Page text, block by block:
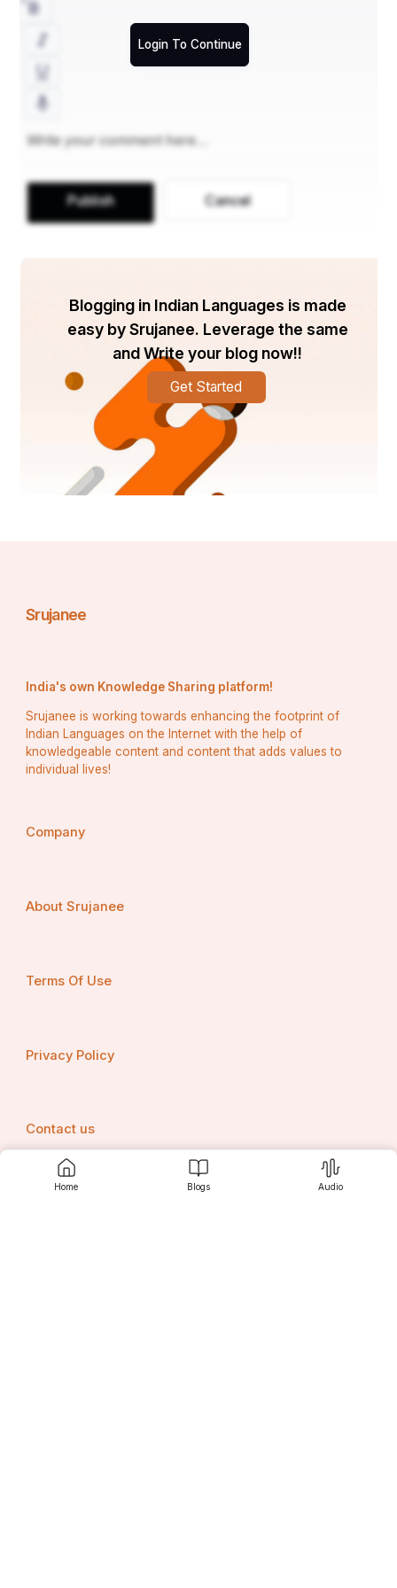
Home Blogs Audio
ପରମ୍ପରାକୁ ପ୍ରତିଫଳିତ କରିଥାଏ।
ଉପସଂହାର
ଓଡିଆ ଲୋକକଳା କେବଳ ଏହି ଅଂଚଳର ସାଂସ୍କୃତିକ ସମୃଦ୍ଧିକୁ
ପ୍ରତିଫଳିତ କରେ ନାହିଁ ବରଂ ଏହା ଅତୀତ ଓ ବର୍ତମାନ ମଧ୍ୟରେ ଏକ
ସେତୁ ଭାବେ କାର୍ଯ୍ୟ କରିଥାଏ । ପଟ୍ଟଚିତ୍ରର ସଂଗରୋଧା ମଠରେ
ପାରମ୍ପରିକ କଳା ସଂସ୍କୃତିକୁ ପ୍ରତିପାଦିତ କରେ । ଏହି ଲୋକକଳାକୁ
ପାଳନ କରିବା ଓ ପରମ୍ପରାକୁ ପାଳନ କରିବା ପାଇଁ ଓଡ଼ିଶା କ୍ରମାଗତ
ପ୍ରଚାର କରୁଛି । ତା’ହେଲେ ସାଂସ୍କୃତିକ ସ୍ୱାର୍ଥପର ରକ୍ଷା ତଥା
ଆଗାମୀ ପିଢ଼ି ପାଇଁ ଜୀବନ୍ତ ହୋଇ ରହିବ ।
Login To Continue
Publish Cancel
Blogging in Indian Languages is made
easy by Srujanee. Leverage the same
and Write your blog now!!
Get Started
Srujanee
India's own Knowledge Sharing platform!
Srujanee is working towards enhancing the footprint of
Indian Languages on the Internet with the help of
knowledgeable content and content that adds values to
individual lives!
Company
About Srujanee
Terms Of Use
Privacy Policy
Contact us